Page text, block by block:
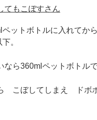
てもこぼすさん
ットボトルに入れてか
。
なら360mlペットボトルで
こぼしてしまえ ドボ